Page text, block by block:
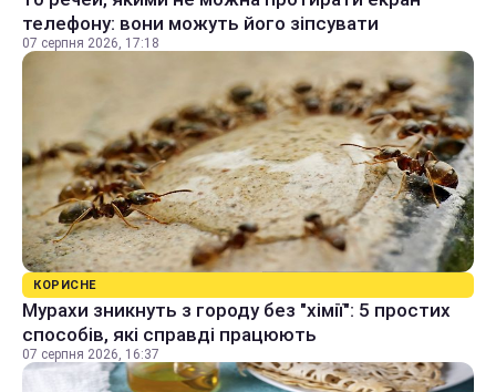
телефону: вони можуть його зіпсувати
07 серпня 2026, 17:18
КОРИСНЕ
Мурахи зникнуть з городу без "хімії": 5 простих
способів, які справді працюють
07 серпня 2026, 16:37